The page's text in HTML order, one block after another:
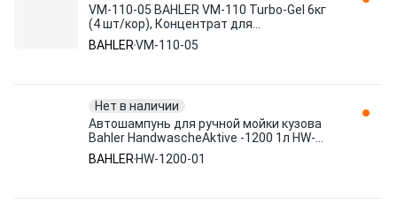
VM-110-05 BAHLER VM-110 Turbo-Gel 6кг
(4 шт/кор), Концентрат для
бесконтактной мойки(1)
BAHLERVM-110-05
Нет в наличии
Автошампунь для ручной мойки кузова
Bahler HandwascheAktive -1200 1л HW-
1200-01
BAHLER HW-1200-01